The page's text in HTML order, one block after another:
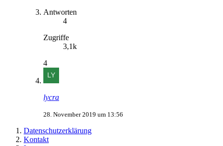
Antworten
4
Zugriffe
3,1k
4
lycra
28. November 2019 um 13:56
Datenschutzerklärung
Kontakt